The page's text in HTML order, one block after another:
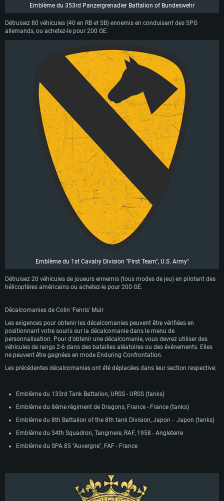
CONFIGURATION SYSTÈME REQUISE
Emblème du 353rd Panzergrenadier Battalion of Bundeswehr
Détruisez 80 véhicules (40 en RB et SB) ennemis en conduisant des SPG
allemands, ou achetez-le pour 200 GE.
Emblème du 1st Cavalry Division "First Team", U.S. Army"
Détruisez 20 véhicules de joueurs ennemis (tous modes de jeu) en pilotant des
hélicoptères américains ou achetez-le pour 200 GE.
Décalcomanies de Colin 'Fenris' Muir
Les exigences pour obtenir les décalcomanies peuvent être vérifiées en
positionnant votre souris sur la décalcomanie dans le menu de
personnalisation. Pour d'obtenir une décalcomanie, vous devrez utiliser des
véhicules de rangs 2-6 dans des batailles aléatoires ou des événements. Elles
ne peuvent être gagnées en mode Enduring Confrontation.
Les précédentes décalcomanies ont été déplacées dans leur section respective:
Emblème du 133rd Tank Battalion, URSS - URSS (tanks)
Emblème du 8ème régiment de Dragons, France - France (tanks)
Emblème du 8th Battalion of the 8th tank Division, Japon - Japon (tanks)
Emblème du 34th Squadron, Tangmere, RAF, 1958 - Angleterre
Emblème du SPA 85 "Auvergne", FAF - France